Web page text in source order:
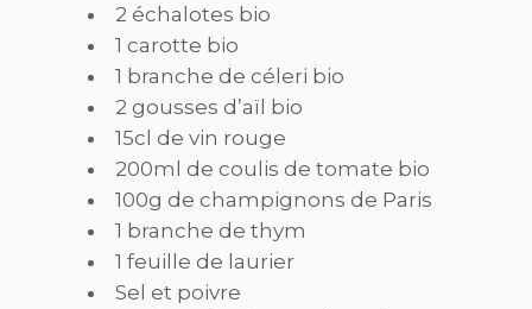
2 échalotes bio
1 carotte bio
1 branche de céleri bio
2 gousses d’aïl bio
15cl de vin rouge
200ml de coulis de tomate bio
100g de champignons de Paris
1 branche de thym
1 feuille de laurier
Sel et poivre